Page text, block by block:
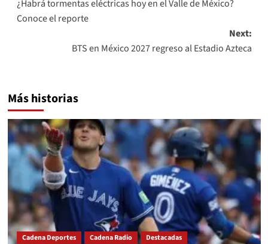
navigation
¿Habrá tormentas eléctricas hoy en el Valle de México?
Conoce el reporte
Next:
BTS en México 2027 regreso al Estadio Azteca
Más historias
Cadena Deportes Cadena Radio
Destacadas